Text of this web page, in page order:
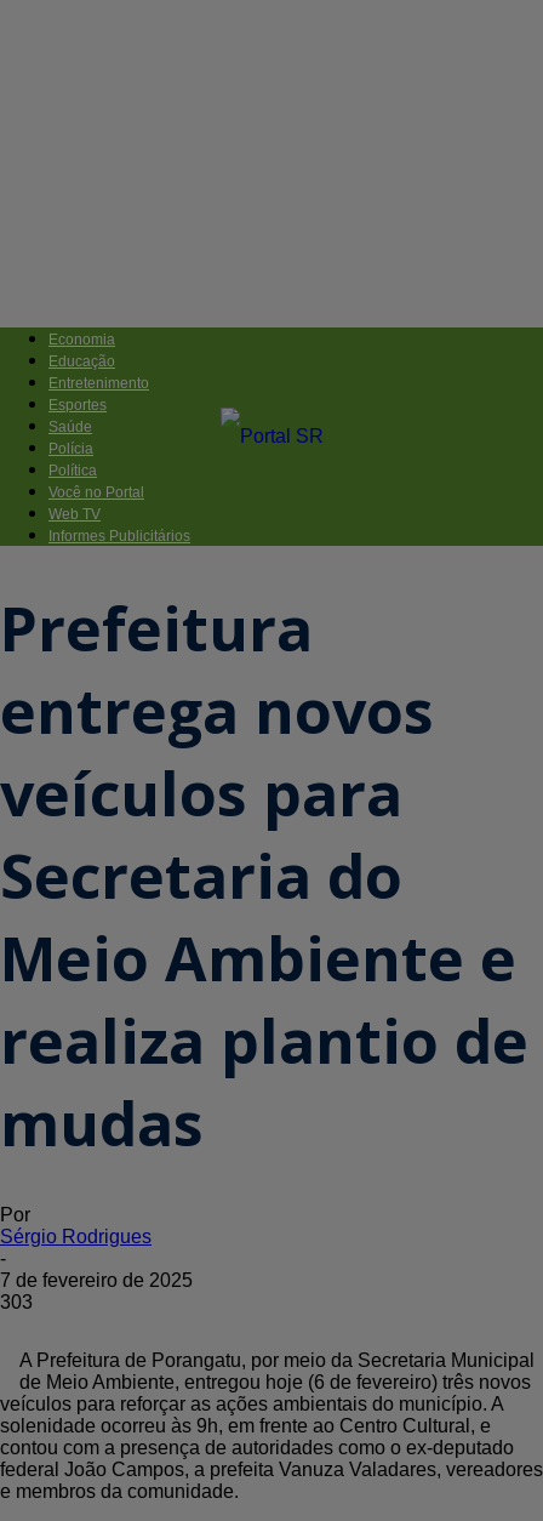
Economia
Educação
Entretenimento
Esportes
Saúde
Polícia
Política
Você no Portal
Web TV
Informes Publicitários
Prefeitura
entrega novos
veículos para
Secretaria do
Meio Ambiente e
realiza plantio de
mudas
Por
Sérgio Rodrigues
-
7 de fevereiro de 2025
303
A Prefeitura de Porangatu, por meio da Secretaria Municipal
de Meio Ambiente, entregou hoje (6 de fevereiro) três novos
veículos para reforçar as ações ambientais do município. A
solenidade ocorreu às 9h, em frente ao Centro Cultural, e
contou com a presença de autoridades como o ex-deputado
federal João Campos, a prefeita Vanuza Valadares, vereadores
e membros da comunidade.